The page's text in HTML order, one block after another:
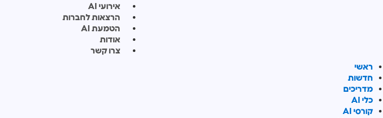
אירועי AI
הרצאות לחברות
הטמעת AI
אודות
צרו קשר
ראשי
חדשות
מדריכים
כלי AI
קורסי AI